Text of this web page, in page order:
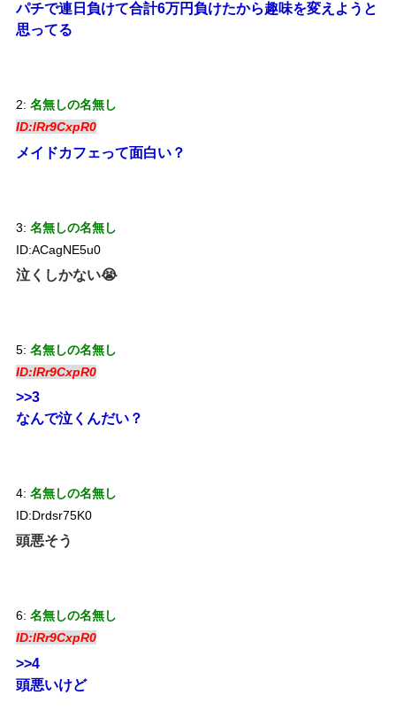
パチで連日負けて合計6万円負けたから趣味を変えようと
思ってる
2: 名無しの名無し
ID:lRr9CxpR0
メイドカフェって面白い？
3: 名無しの名無し
ID:ACagNE5u0
泣くしかない😭
5: 名無しの名無し
ID:lRr9CxpR0
>>3
なんで泣くんだい？
4: 名無しの名無し
ID:Drdsr75K0
頭悪そう
6: 名無しの名無し
ID:lRr9CxpR0
>>4
頭悪いけど